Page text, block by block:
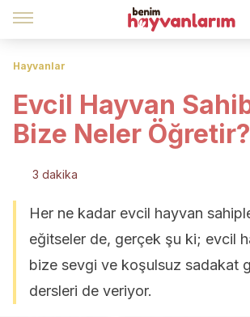
Hayvanlar
Evcil Hayvan
Bize Neler Öğretir?
3 dakika
Her ne kadar evcil hayvan
eğitseler de, gerçek şu ki; evcil
bize sevgi ve koşulsuz sadakat
dersleri de veriyor.